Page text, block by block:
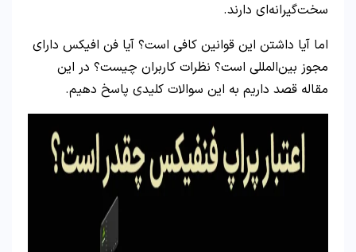
سخت‌گیرانه‌ای دارند.
اما آیا داشتن این قوانین کافی است؟ آیا فن افیکس دارای
مجوز بین‌المللی است؟ نظرات کاربران چیست؟ در این
مقاله قصد داریم به این سوالات کلیدی پاسخ دهیم.